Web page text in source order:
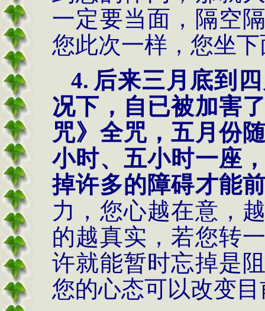
一定要当面，隔空
您此次一样，您坐
4. 后来三月底到
况下，自已被加害
咒》全咒，五月份
小时、五小时一座
掉许多的障碍才能
力，您心越在意，
的越真实，若您转
许就能暂时忘掉是
您的心态可以改变